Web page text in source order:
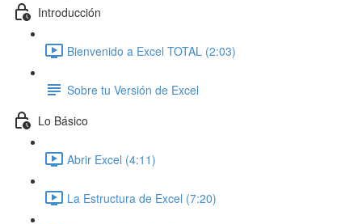
Introducción
Bienvenido a Excel TOTAL (2:03)
Sobre tu Versión de Excel
Lo Básico
Abrir Excel (4:11)
La Estructura de Excel (7:20)